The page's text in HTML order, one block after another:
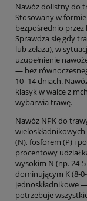
Nawóz dolistny do
Stosowany w
bezpośrednio przez
Sprawdza się gdy
lub żelaza), w
uzupełnienie
— bez
10–14 dniach.
klasyk w walce z
wybarwia trawę.
Nawóz NPK do
(N), fosforem (P) i
procentowy udział
wysokim N (np. 24-
dominującym K (8-
jednoskładnikowe
potrzebuje